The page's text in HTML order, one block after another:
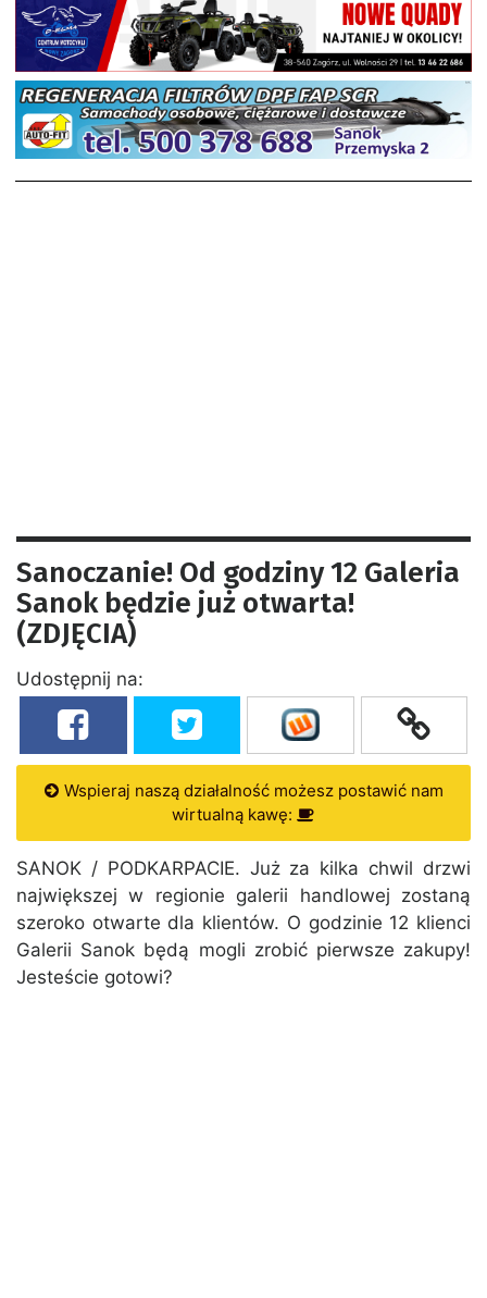
Sanoczanie! Od godziny 12 Galeria
Sanok będzie już otwarta!
(ZDJĘCIA)
Udostępnij na:
Wspieraj naszą działalność możesz postawić nam
wirtualną kawę:
SANOK / PODKARPACIE. Już za kilka chwil drzwi
największej w regionie galerii handlowej zostaną
szeroko otwarte dla klientów. O godzinie 12 klienci
Galerii Sanok będą mogli zrobić pierwsze zakupy!
Jesteście gotowi?